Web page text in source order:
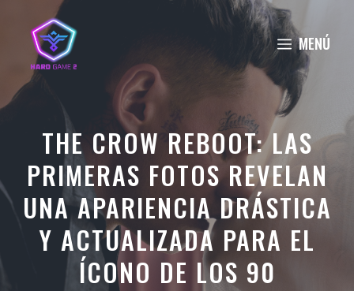
contenido
MENÚ
THE CROW REBOOT: LAS
PRIMERAS FOTOS REVELAN
UNA APARIENCIA DRÁSTICA
Y ACTUALIZADA PARA EL
ÍCONO DE LOS 90